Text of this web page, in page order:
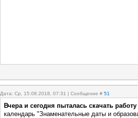
Дата: Ср, 15.08.2018, 07:31 | Сообщение # 51
Вчера и сегодня пыталась скачать
календарь "Знаменательные даты и